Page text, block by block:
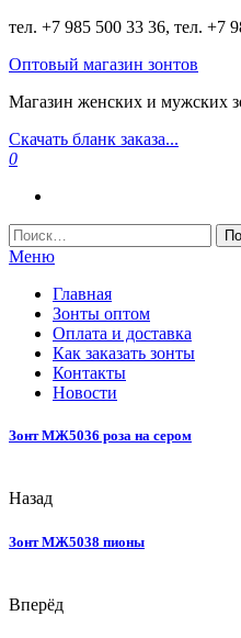
Перейти
содержимому
тел. +7 985 500 33 36, тел. +7
Оптовый магазин зонтов
Магазин женских и мужских
Скачать бланк заказа...
0
Найти:
Меню
Главная
Зонты оптом
Оплата и доставка
Как заказать зонты
Контакты
Новости
Зонт МЖ5036 роза на сером
Назад
Зонт МЖ5038 пионы
Вперёд